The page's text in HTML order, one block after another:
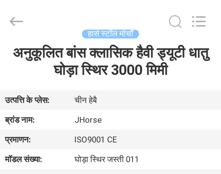
घर
हमारे
बारे
products
Reserved.
हार्स स्टॉल मोर्चों
अनुकूलित बांस क्लासिक हैवी ड्यूटी धातु
घोड़ा स्थिर 3000 मिमी
उत्पत्ति के प्लेस:
चीन हेबै
ब्रांड नाम:
JHorse
प्रमाणन:
ISO9001 CE
मॉडल संख्या:
घोड़ा स्थिर जस्ती 011